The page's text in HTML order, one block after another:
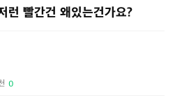
런 빨간건 왜있는건가요?
0